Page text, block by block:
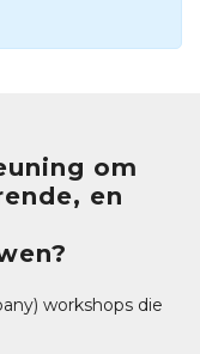
om
en
workshops die